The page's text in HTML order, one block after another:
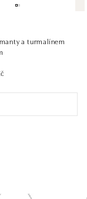
a turmalínem